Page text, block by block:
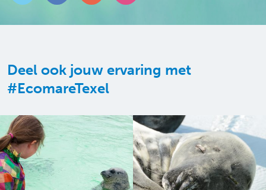
Deel ook jouw ervaring met
#EcomareTexel